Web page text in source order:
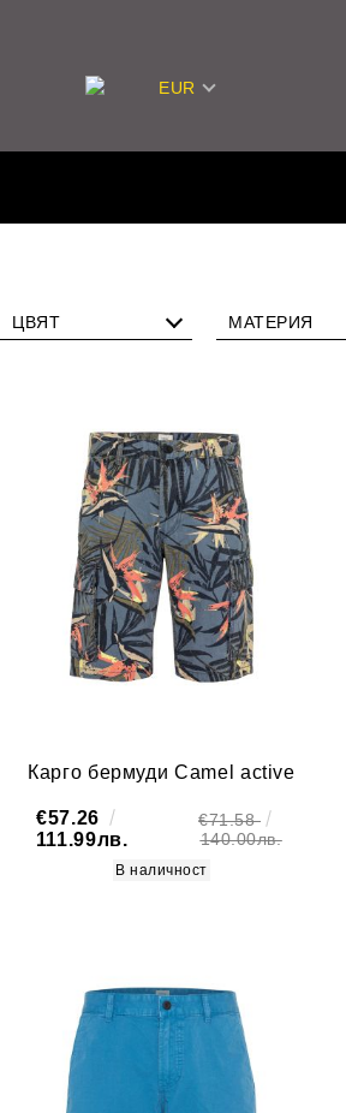
EUR
ЦВЯТ МАТЕРИЯ
Карго бермуди Camel active
€57.26
111.99лв.
€71.58
140.00лв.
В наличност